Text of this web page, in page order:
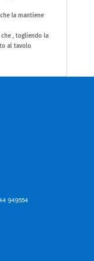
la mantiene
, togliendo la
al tavolo
949554